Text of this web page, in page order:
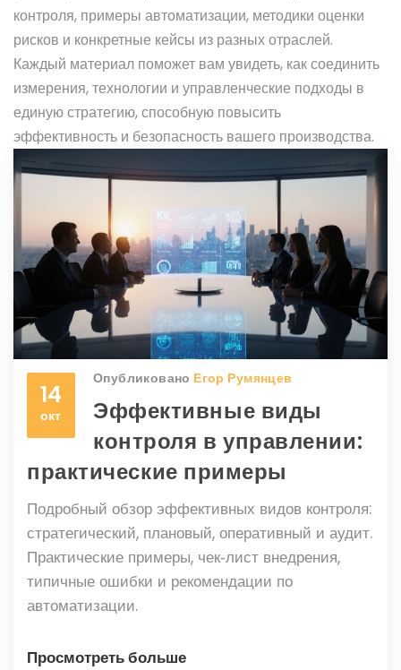
контроля, примеры автоматизации, методики оценки
рисков и конкретные кейсы из разных отраслей.
Каждый материал поможет вам увидеть, как соединить
измерения, технологии и управленческие подходы в
единую стратегию, способную повысить
эффективность и безопасность вашего производства.
14
окт
Опубликовано Егор Румянцев
Эффективные виды
контроля в управлении:
практические примеры
Подробный обзор эффективных видов контроля:
стратегический, плановый, оперативный и аудит.
Практические примеры, чек‑лист внедрения,
типичные ошибки и рекомендации по
автоматизации.
Просмотреть больше